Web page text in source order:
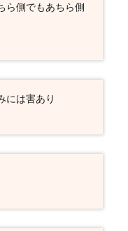
ら側でもあちら側
には害あり